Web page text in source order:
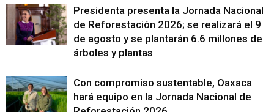
Presidenta presenta la Jornada Nacional
de Reforestación 2026; se realizará el 9
de agosto y se plantarán 6.6 millones de
árboles y plantas
Con compromiso sustentable, Oaxaca
hará equipo en la Jornada Nacional de